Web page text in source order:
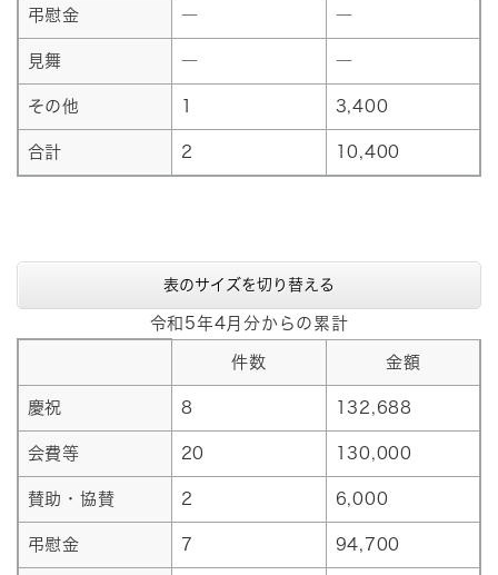
弔慰金 ― ―
見舞 ― ―
その他 1 3,400
合計 2 10,400
表のサイズを切り替える
令和5年4月分からの累計
件数 金額
慶祝 8 132,688
会費等 20 130,000
賛助・協賛 2 6,000
弔慰金 7 94,700